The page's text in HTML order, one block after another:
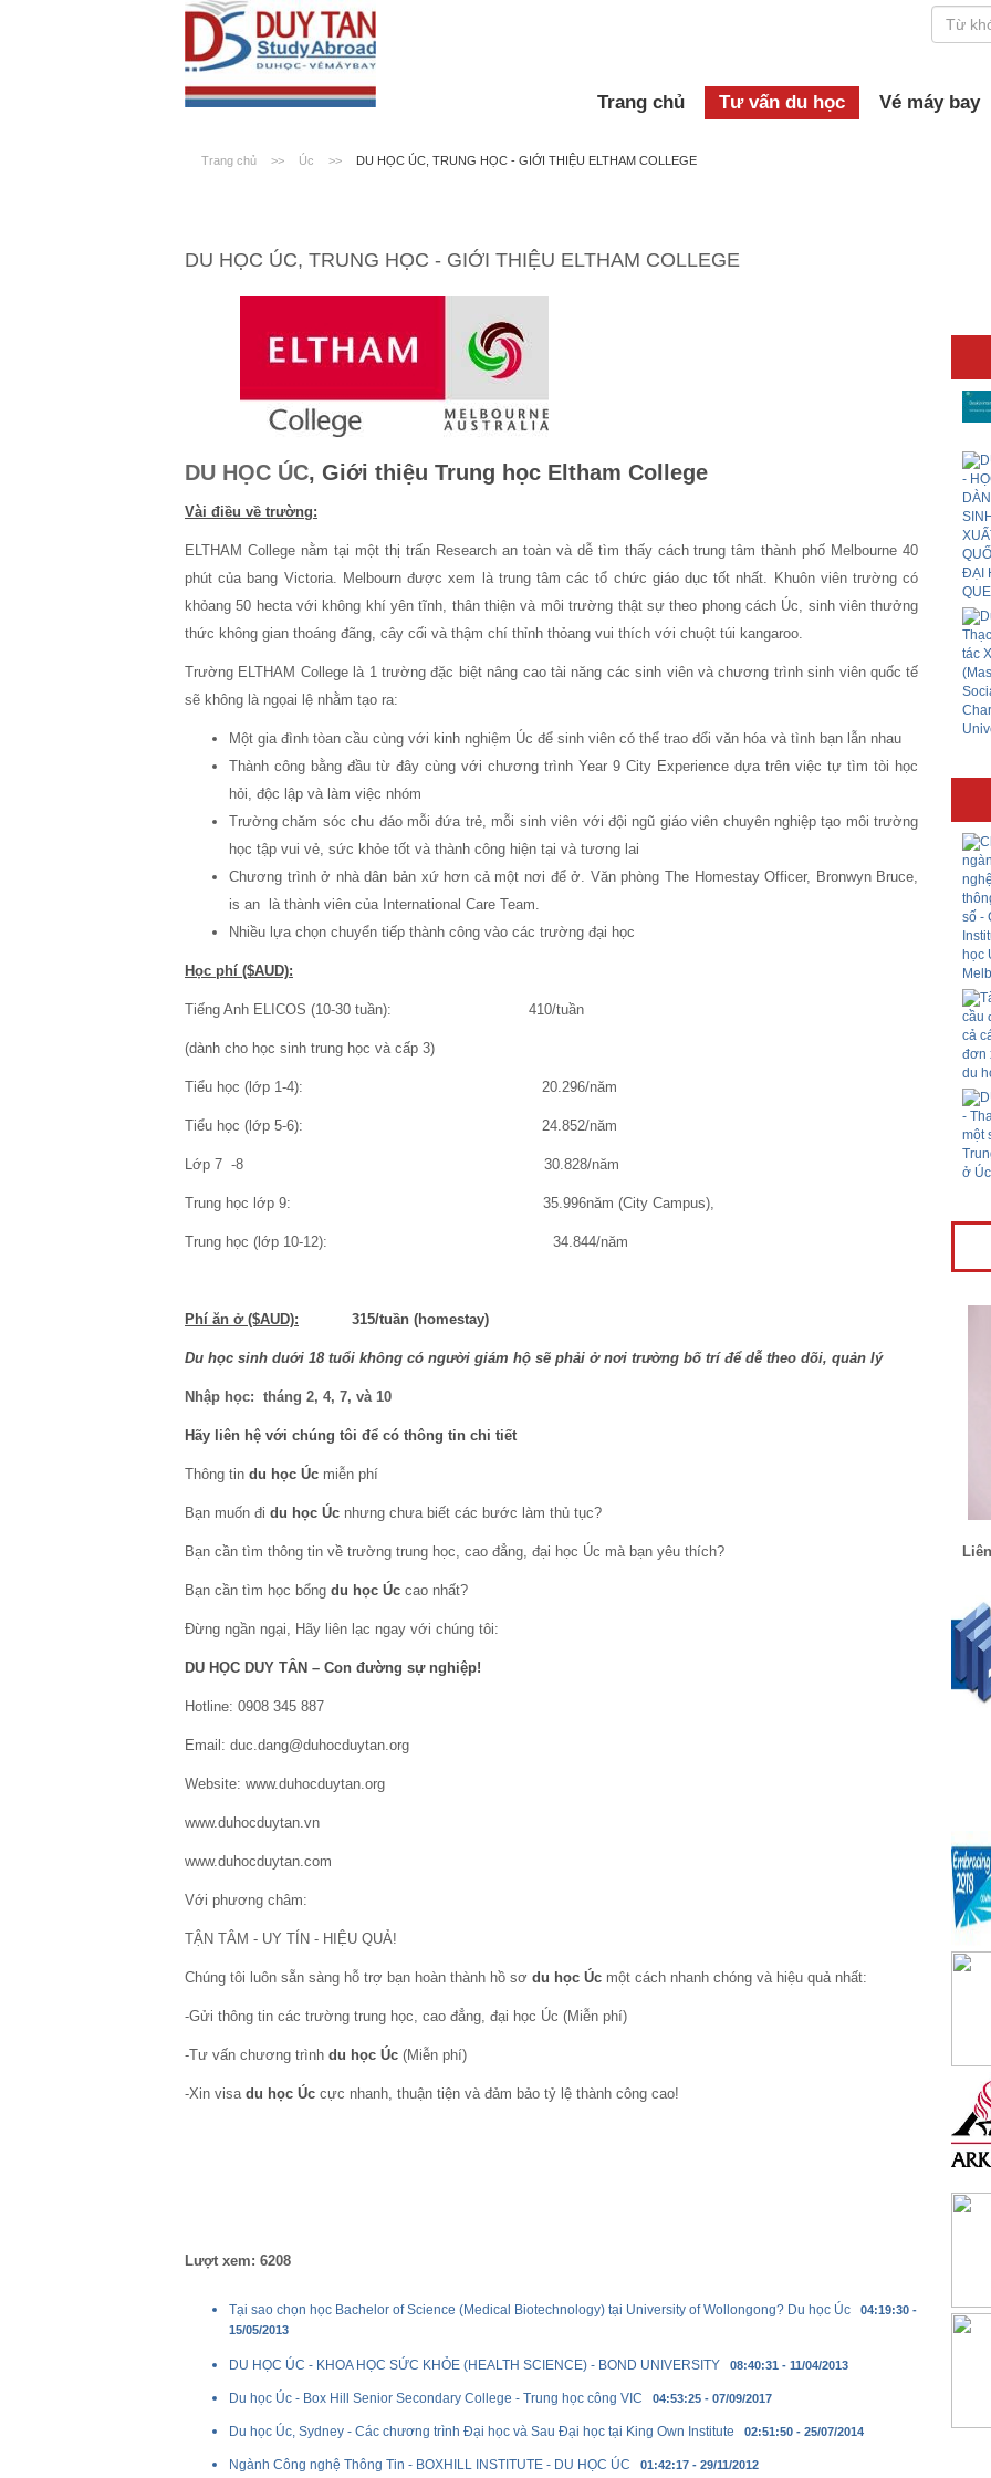
Trang chủ Tư vấn du học Vé máy bay
Trang chủ >> Úc >> DU HỌC ÚC, TRUNG HỌC - GIỚI THIỆU ELTHAM COLLEGE
DU HỌC ÚC, TRUNG HỌC - GIỚI THIỆU ELTHAM COLLEGE
DU HỌC ÚC, Giới thiệu Trung học Eltham College
Vài điều về trường:
ELTHAM College nằm tại một thị trấn Research an toàn và dễ tìm thấy cách trung tâm thành phố Melbourne 40
phút của bang Victoria. Melbourn được xem là trung tâm các tổ chức giáo dục tốt nhất. Khuôn viên trường có
khỏang 50 hecta với không khí yên tĩnh, thân thiện và môi trường thật sự theo phong cách Úc, sinh viên thưởng
thức không gian thoáng đãng, cây cối và thậm chí thỉnh thỏang vui thích với chuột túi kangaroo.
Trường ELTHAM College là 1 trường đặc biệt nâng cao tài năng các sinh viên và chương trình sinh viên quốc tế
sẽ không là ngọai lệ nhằm tạo ra:
Một gia đình tòan cầu cùng với kinh nghiệm Úc để sinh viên có thể trao đổi văn hóa và tình bạn lẫn nhau
Thành công bằng đầu từ đây cùng với chương trình Year 9 City Experience dựa trên việc tự tìm tòi học
hỏi, độc lập và làm việc nhóm
Trường chăm sóc chu đáo mỗi đứa trẻ, mỗi sinh viên với đội ngũ giáo viên chuyên nghiệp tạo môi trường
học tập vui vẻ, sức khỏe tốt và thành công hiện tại và tương lai
Chương trình ở nhà dân bản xứ hơn cả một nơi để ở. Văn phòng The Homestay Officer, Bronwyn Bruce,
is an là thành viên của International Care Team.
Nhiều lựa chọn chuyển tiếp thành công vào các trường đại học
Học phí ($AUD):
Tiếng Anh ELICOS (10-30 tuần): 410/tuần
(dành cho học sinh trung học và cấp 3)
Tiểu học (lớp 1-4): 20.296/năm
Tiểu học (lớp 5-6): 24.852/năm
Lớp 7 -8 30.828/năm
Trung học lớp 9: 35.996năm (City Campus),
Trung học (lớp 10-12): 34.844/năm
Phí ăn ở ($AUD): 315/tuần (homestay)
Du học sinh duới 18 tuổi không có người giám hộ sẽ phải ở nơi trường bố trí để dễ theo dõi, quản lý
Nhập học: tháng 2, 4, 7, và 10
Hãy liên hệ với chúng tôi để có thông tin chi tiết
Thông tin du học Úc miễn phí
Bạn muốn đi du học Úc nhưng chưa biết các bước làm thủ tục?
Bạn cần tìm thông tin về trường trung học, cao đẳng, đại học Úc mà bạn yêu thích?
Bạn cần tìm học bổng du học Úc cao nhất?
Đừng ngần ngại, Hãy liên lạc ngay với chúng tôi:
DU HỌC DUY TÂN – Con đường sự nghiệp!
Hotline: 0908 345 887
Email: duc.dang@duhocduytan.org
Website: www.duhocduytan.org
www.duhocduytan.vn
www.duhocduytan.com
Với phương châm:
TẬN TÂM - UY TÍN - HIỆU QUẢ!
Chúng tôi luôn sẵn sàng hỗ trợ bạn hoàn thành hồ sơ du học Úc một cách nhanh chóng và hiệu quả nhất:
-Gửi thông tin các trường trung học, cao đẳng, đại học Úc (Miễn phí)
-Tư vấn chương trình du học Úc (Miễn phí)
-Xin visa du học Úc cực nhanh, thuận tiện và đảm bảo tỷ lệ thành công cao!
Lượt xem: 6208
Tại sao chọn học Bachelor of Science (Medical Biotechnology) tại University of Wollongong? Du học Úc 04:19:30 -
15/05/2013
DU HỌC ÚC - KHOA HỌC SỨC KHỎE (HEALTH SCIENCE) - BOND UNIVERSITY 08:40:31 - 11/04/2013
Du học Úc - Box Hill Senior Secondary College - Trung học công VIC 04:53:25 - 07/09/2017
Du học Úc, Sydney - Các chương trình Đại học và Sau Đại học tại King Own Institute 02:51:50 - 25/07/2014
Ngành Công nghệ Thông Tin - BOXHILL INSTITUTE - DU HỌC ÚC 01:42:17 - 29/11/2012